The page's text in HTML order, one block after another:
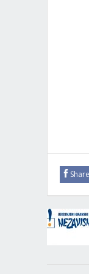
Share